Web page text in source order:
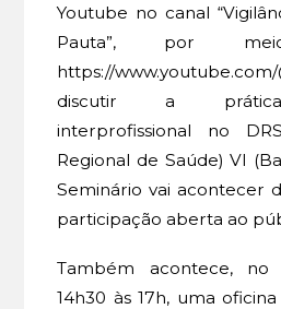
Youtube no canal
Pauta”, por
https://
discutir a prática
interprofissional no
Regional de Saúde) VI
Seminário vai acontecer
participação aberta ao
Também acontece, no
14h30 às 17h, uma